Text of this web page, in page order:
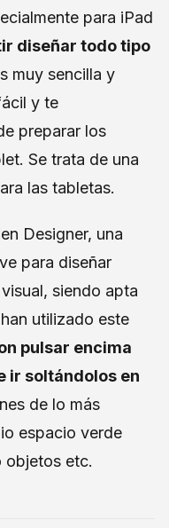
para iPad
diseñar todo tipo
muy sencilla y
y te
preparar los
Se trata de una
las tabletas.
Designer, una
para diseñar
siendo apta
utilizado este
pulsar encima
ir soltándolos en
de lo más
espacio verde
objetos etc.